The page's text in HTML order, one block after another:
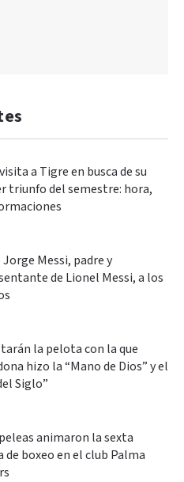
a Tigre en busca de su
triunfo del semestre: hora,
Messi, padre y
de Lionel Messi, a los
la pelota con la que
hizo la “Mano de Dios” y el
Siglo”
animaron la sexta
de boxeo en el club Palma